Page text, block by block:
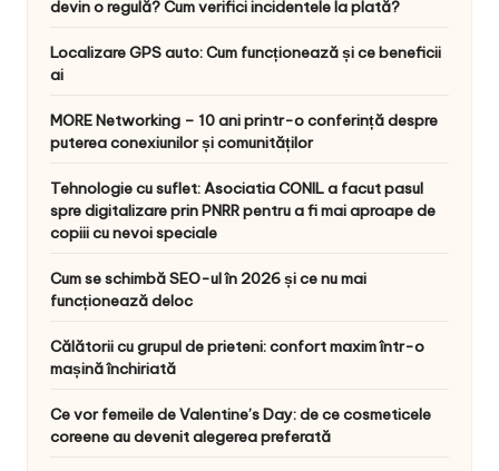
devin o regulă? Cum verifici incidentele la plată?
Localizare GPS auto: Cum funcționează și ce beneficii
ai
MORE Networking – 10 ani printr-o conferință despre
puterea conexiunilor și comunităților
Tehnologie cu suflet: Asociatia CONIL a facut pasul
spre digitalizare prin PNRR pentru a fi mai aproape de
copiii cu nevoi speciale
Cum se schimbă SEO-ul în 2026 și ce nu mai
funcționează deloc
Călătorii cu grupul de prieteni: confort maxim într-o
mașină închiriată
Ce vor femeile de Valentine’s Day: de ce cosmeticele
coreene au devenit alegerea preferată